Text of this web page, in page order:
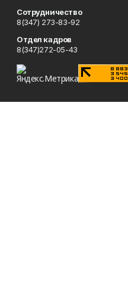
Сотрудничество
8(347) 273-83-92
Отдел кадров
8(347)272-05-43